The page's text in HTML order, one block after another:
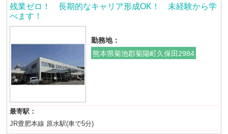
残業ゼロ！ 長期的なキャリア形成OK！ 未経験から学
べます！
勤務地：
熊本県菊池郡菊陽町久保田2984
最寄駅：
JR豊肥本線 原水駅(車で5分)